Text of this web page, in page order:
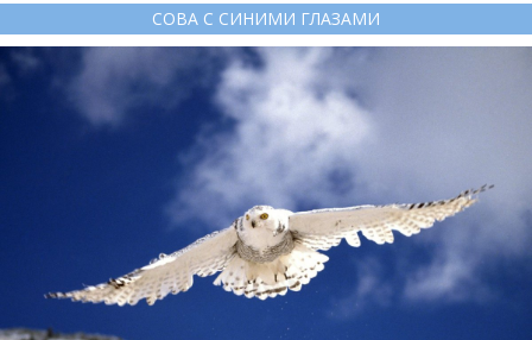
СОВА С СИНИМИ ГЛАЗАМИ